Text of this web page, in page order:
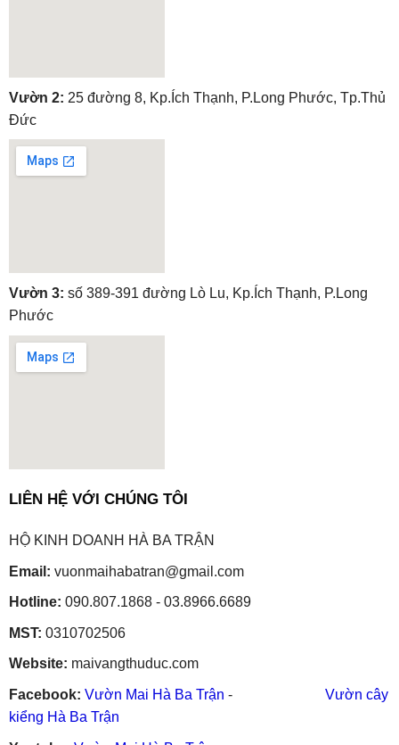
embedgooglemap.net
Vườn 2: 25 đường 8, Kp.Ích Thạnh, P.Long Phước, Tp.Thủ
Đức
embedgooglemap.net
Vườn 3: số 389-391 đường Lò Lu, Kp.Ích Thạnh, P.Long
Phước
embedgooglemap.net
LIÊN HỆ VỚI CHÚNG TÔI
HỘ KINH DOANH HÀ BA TRẬN
Email: vuonmaihabatran@gmail.com
Hotline: 090.807.1868 - 03.8966.6689
MST: 0310702506
Website: maivangthuduc.com
Facebook: Vườn Mai Hà Ba Trận - Vườn cây
kiểng Hà Ba Trận